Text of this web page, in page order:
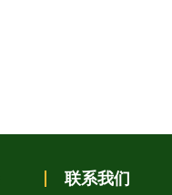
联系我们